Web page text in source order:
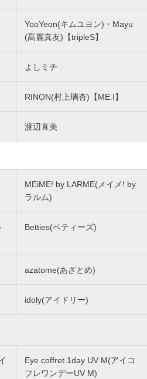
YooYeon(キムユヨン)・Mayu
(髙麗真友)【tripleS】
よしミチ
RINON(村上璃杏)【ME:I】
渡辺直美
MEiME! by LARME(メイメ! by
ラルム)
Betties(ベティーズ)
azatome(あざとめ)
idoly(アイドリー)
Eye coffret 1day UV M(アイコ
フレワンデーUV M)